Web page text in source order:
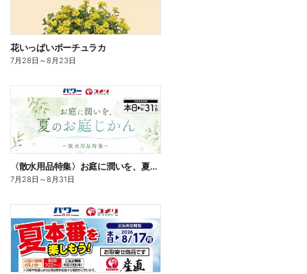
花いっぱいポーチュラカ
7月28日 ～8月23日
〈散水用品特集〉お庭に潤いを、夏のお庭じかん
7月28日 ～8月31日